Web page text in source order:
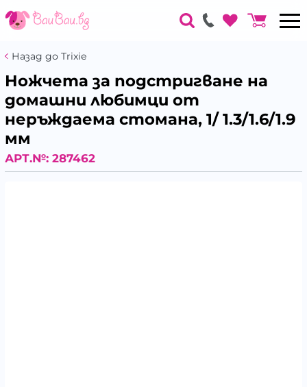
Назад до Trixie
Ножчета за подстригване на
домашни любимци от
неръждаема стомана, 1/ 1.3/1.6/1.9
мм
АРТ.№: 287462